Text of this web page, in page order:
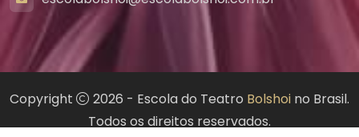
Copyright 2026 - Escola do Teatro Bolshoi no Brasil.
Todos os direitos reservados.